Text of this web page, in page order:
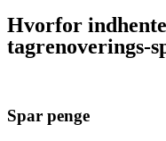
Hvorfor
tagrenoverings-
Spar penge